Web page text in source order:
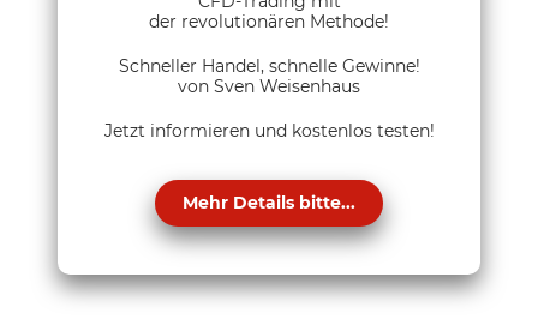
der revolutionären Methode!
Schneller Handel, schnelle Gewinne!
von Sven Weisenhaus
Jetzt informieren und kostenlos testen!
Mehr Details bitte...